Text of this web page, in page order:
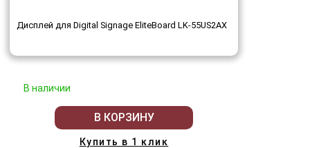
Дисплей для Digital Signage EliteBoard LK-55US2AX
В наличии
В КОРЗИНУ
Купить в 1 клик